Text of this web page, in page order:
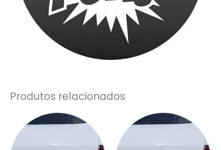
Produtos relacionados